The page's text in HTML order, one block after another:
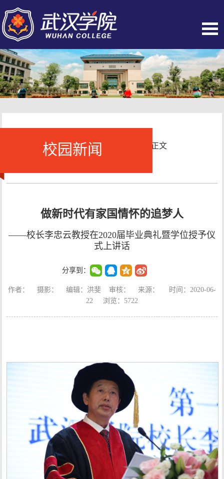
校园新闻
当前位置：首页 - 正文
做新时代有家国情怀的追梦人
——校长李忠云教授在2020届毕业典礼暨学位授予仪
式上讲话
分享到：
作者： 摄影： 编辑：洪斐 审核： 来源： 时间：2020-06-
22 浏览： 5722